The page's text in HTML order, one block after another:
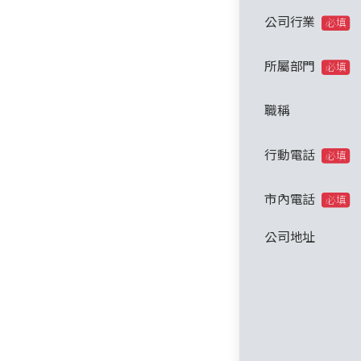
公司行業 必填
所屬部門 必填
職稱
行動電話 必填
市內電話 必填
公司地址